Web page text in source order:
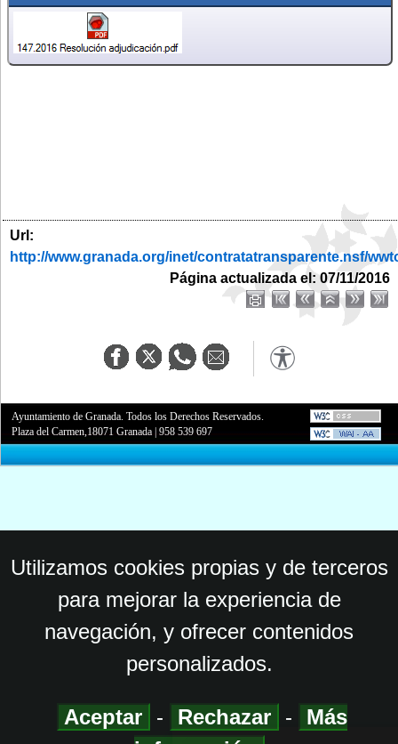
Url:
http://www.granada.org/inet/contratatransparente.nsf/
Página actualizada el: 07/11/2016
Ayuntamiento de Granada. Todos los Derechos Reservados.
Plaza del Carmen,18071 Granada |958 539 697
Utilizamos cookies propias y de terceros
para mejorar la experiencia de
navegación, y ofrecer contenidos
personalizados.
Aceptar - Rechazar -
Más